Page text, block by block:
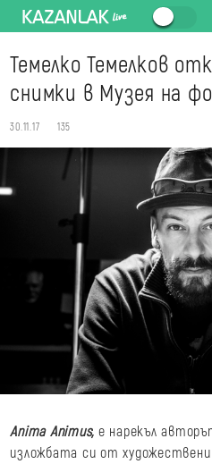
Темелко Темелков
снимки в Музея на
30.11.17 135
Anima Animus, е нарекъл
изложбата си от